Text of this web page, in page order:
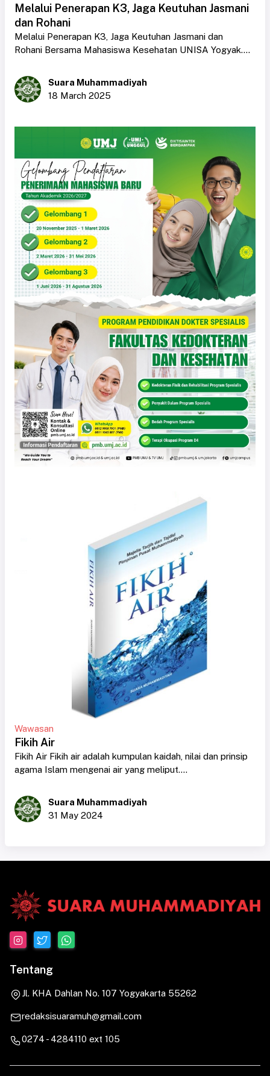
Melalui Penerapan K3, Jaga Keutuhan Jasmani
dan Rohani
Melalui Penerapan K3, Jaga Keutuhan Jasmani dan
Rohani Bersama Mahasiswa Kesehatan UNISA Yogyak....
Suara Muhammadiyah
18 March 2025
Wawasan
Fikih Air
Fikih Air Fikih air adalah kumpulan kaidah, nilai dan prinsip
agama Islam mengenai air yang meliput....
Suara Muhammadiyah
31 May 2024
Tentang
Jl. KHA Dahlan No. 107 Yogyakarta 55262
redaksisuaramuh@gmail.com
0274 - 4284110 ext 105